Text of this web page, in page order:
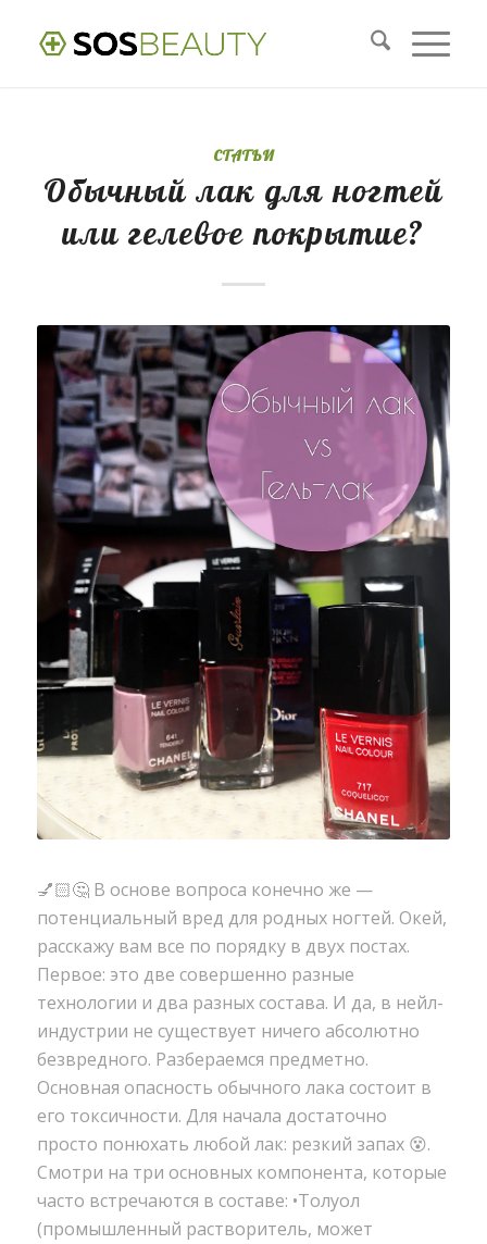
СТАТЬИ
Обычный лак для ногтей
или гелевое покрытие?
💅🏻🤔 В основе вопроса конечно же —
потенциальный вред для родных ногтей. Окей,
расскажу вам все по порядку в двух постах.
Первое: это две совершенно разные
технологии и два разных состава. И да, в нейл-
индустрии не существует ничего абсолютно
безвредного. Разбераемся предметно.
Основная опасность обычного лака состоит в
его токсичности. Для начала достаточно
просто понюхать любой лак: резкий запах 😵.
Смотри на три основных компонента, которые
часто встречаются в составе: •Толуол
(промышленный растворитель, может